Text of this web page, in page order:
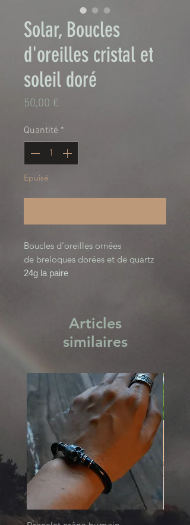
Solar, Boucles
d'oreilles cristal et
soleil doré
50,00 €
Quantité *
Epuisé
Boucles d'oreilles ornées
de breloques dorées et de quartz
24g la paire
Articles
similaires